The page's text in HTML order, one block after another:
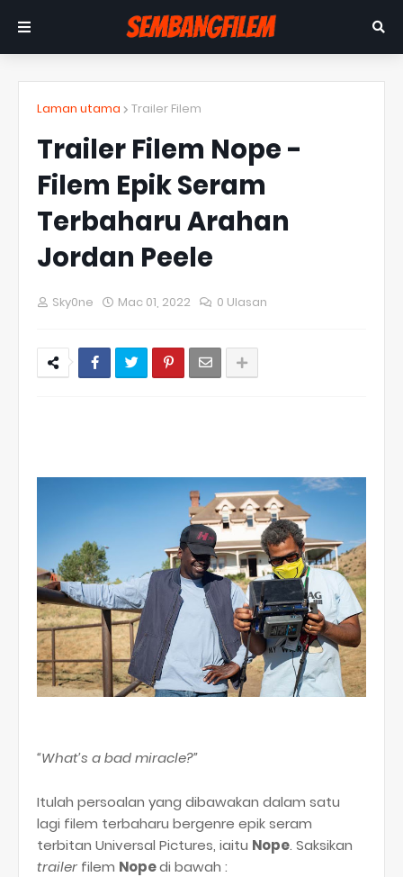
Laman utama Trailer Filem
Trailer Filem Nope -
Filem Epik Seram
Terbaharu Arahan
Jordan Peele
Sky0ne Mac 01, 2022 0 Ulasan
“What’s a bad miracle?”
Itulah persoalan yang dibawakan dalam satu
lagi filem terbaharu bergenre epik seram
terbitan Universal Pictures, iaitu Nope. Saksikan
trailer filem Nopedi bawah :